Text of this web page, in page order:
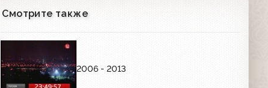
00:17
Новогодняя статичная заставка (ТВЦ,
ЗАСТАВКИ РЕКЛАМЫ
Утром использовалась заставка с лимоном, днём с
Смотрите также
2006 - 2013